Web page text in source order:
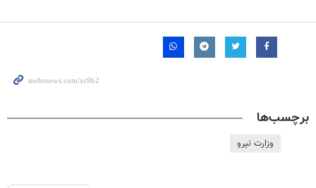
برچسب‌ها
وزارت نیرو